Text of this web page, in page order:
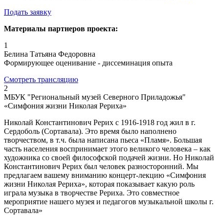
Подать заявку
Материалы партнеров проекта:
1
Белина Татьяна Федоровна
Формирующее оценивание - диссеминация опыта
Смотреть трансляцию
2
МБУК "Региональный музей Северного Приладожья"
«Симфония жизни Николая Рериха»
Николай Константинович Рерих с 1916-1918 год жил в г.
Сердоболь (Сортавала). Это время было наполнено
творчеством, в т.ч. была написана пьеса «Пламя». Большая
часть населения воспринимает этого великого человека – как
художника со своей философской подачей жизни. Но Николай
Константинович Рерих был человек разносторонний. Мы
предлагаем вашему вниманию концерт-лекцию «Симфония
жизни Николая Рериха», которая показывает какую роль
играла музыка в творчестве Рериха. Это совместное
мероприятие нашего музея и педагогов музыкальной школы г.
Сортавала»